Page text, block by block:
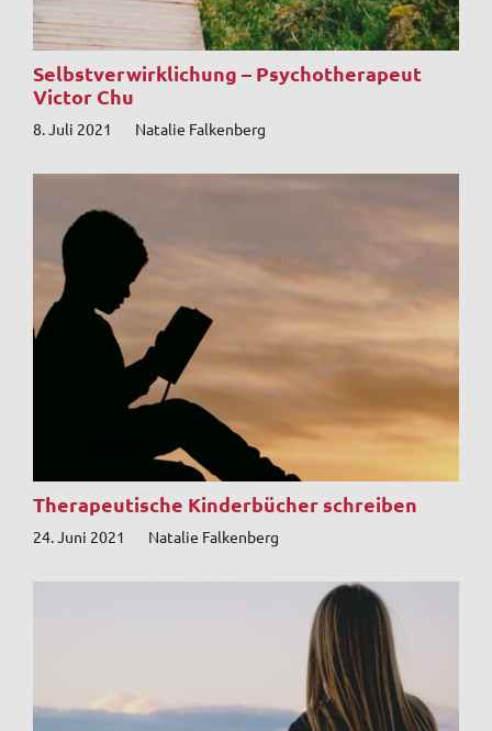
Selbstverwirklichung – Psychotherapeut
Victor Chu
8. Juli 2021 Natalie Falkenberg
Therapeutische Kinderbücher schreiben
24. Juni 2021 Natalie Falkenberg